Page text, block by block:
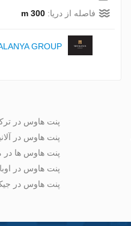
فاصله از دریا: 300 m
GROUP
پنت هاوس در
پنت هاوس در
پنت هاوس ها در
پنت هاوس در اوبا
پنت هاوس در